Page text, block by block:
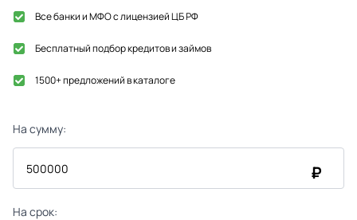
Все банки и МФО с лицензией ЦБ РФ
Бесплатный подбор кредитов и займов
1500+ предложений в каталоге
На сумму:
₽
На срок: